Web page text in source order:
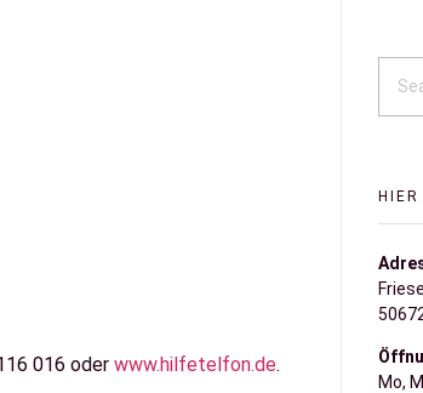
016 oder www.hilfetelfon.de.
HIER
Mo,